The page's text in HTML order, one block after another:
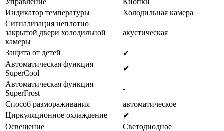
Индикатор температуры
Холодильная камера
Сигнализация неплотно
закрытой двери холодильной
камеры
акустическая
Защита от детей
✔
Автоматическая функция
SuperСool
✔
Автоматическая функция
SuperFrost
-
Способ размораживания
автоматическое
Циркуляционное охлаждение
✔
Освещение
Светодиодное